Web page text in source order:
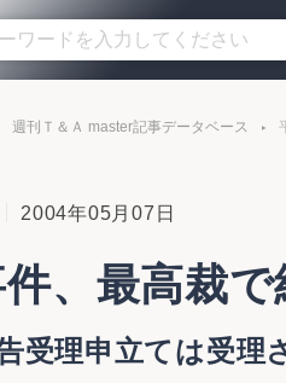
週刊Ｔ＆Ａ master記事データベース
2004年05月07日
、最高裁
受理申立ては受理